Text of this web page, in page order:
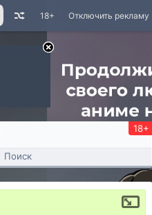
Отключить рекламу
18+
18+
Поиск